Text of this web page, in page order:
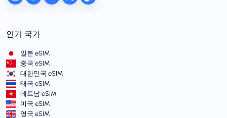
인기 국가
일본 eSIM
중국 eSIM
대한민국 eSIM
태국 eSIM
베트남 eSIM
미국 eSIM
영국 eSIM